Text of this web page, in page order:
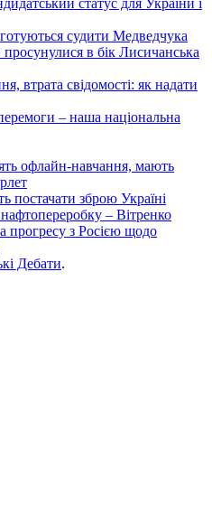
статус для України і
судити Медведчука
в бік Лисичанська
втрата свідомості: як надати
– наша національна
офлайн-навчання, мають
зброю Україні
– Вітренко
прогресу з Росією щодо
Дебати.